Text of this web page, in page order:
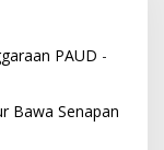
PAUD -
Bawa Senapan